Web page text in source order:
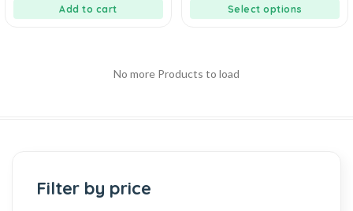
Add to cart Select options
No more Products to load
Filter by price